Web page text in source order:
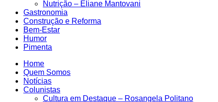
Nutrição – Eliane Mantovani
Gastronomia
Construção e Reforma
Bem-Estar
Humor
Pimenta
Home
Quem Somos
Notícias
Colunistas
Cultura em Destaque – Rosangela Politano